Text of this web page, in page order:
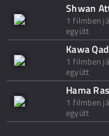
Shwan
1 filmben
együtt
Kawa
1 filmben
együtt
Hama
1 filmben
együtt